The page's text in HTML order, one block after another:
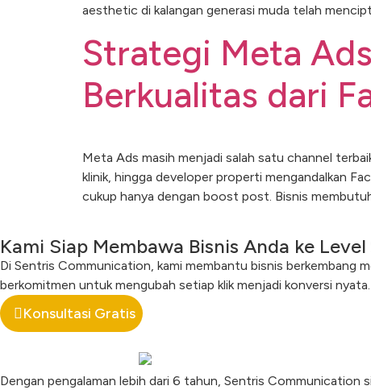
aesthetic di kalangan generasi muda telah
Strategi Meta
Berkualitas dari
Meta Ads masih menjadi salah satu channel
klinik, hingga developer properti mengandalkan
cukup hanya dengan boost post. Bisnis
Kami Siap Membawa Bisnis Anda ke
Di Sentris Communication, kami membantu bisnis berkembang
berkomitmen untuk mengubah setiap klik menjadi konversi
Konsultasi Gratis
Dengan pengalaman lebih dari 6 tahun, Sentris Communication